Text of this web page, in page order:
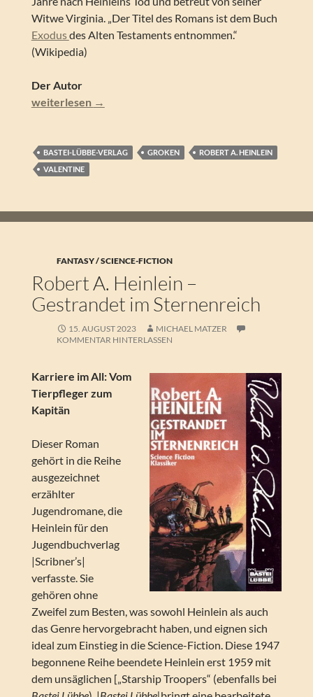
Witwe Virginia. „Der Titel des Romans ist dem Buch
Exodusdes Alten Testaments entnommen.“
(Wikipedia)
Der Autor
Robert A. Heinlein – Fremder in einer fremden Welt
weiterlesen →
BASTEI-LÜBBE-VERLAG GROKEN
ROBERT A. HEINLEIN
VALENTINE
FANTASY / SCIENCE-FICTION
Robert A. Heinlein –
Gestrandet im Sternenreich
15. AUGUST 2023
MICHAEL MATZER
KOMMENTAR HINTERLASSEN
Karriere im All: Vom
Tierpfleger zum
Kapitän
Dieser Roman
gehört in die Reihe
ausgezeichnet
erzählter
Jugendromane, die
Heinlein für den
Jugendbuchverlag
|Scribner’s|
verfasste. Sie
gehören ohne
Zweifel zum Besten, was sowohl Heinlein als auch
das Genre hervorgebracht haben, und eignen sich
ideal zum Einstieg in die Science-Fiction. Diese 1947
begonnene Reihe beendete Heinlein erst 1959 mit
dem unsäglichen [„Starship Troopers“ (ebenfalls bei